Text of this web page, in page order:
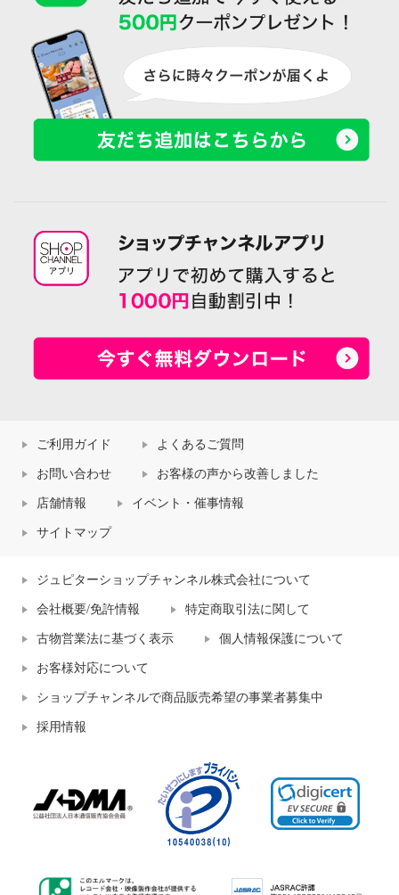
ご利用ガイド よくあるご質問
お問い合わせ お客様の声から改善しました
店舗情報 イベント・催事情報
サイトマップ
ジュピターショップチャンネル株式会社について
会社概要/免許情報 特定商取引法に関して
古物営業法に基づく表示 個人情報保護について
お客様対応について
ショップチャンネルで商品販売希望の事業者募集中
採用情報